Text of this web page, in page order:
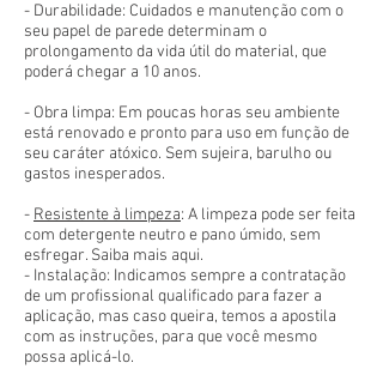
- Durabilidade: Cuidados e manutenção com o
seu papel de parede determinam o
prolongamento da vida útil do material, que
poderá chegar a 10 anos.
- Obra limpa: Em poucas horas seu ambiente
está renovado e pronto para uso em função de
seu caráter atóxico. Sem sujeira, barulho ou
gastos inesperados.
- Resistente à limpeza: A limpeza pode ser feita
com detergente neutro e pano úmido, sem
esfregar. Saiba mais aqui.
- Instalação: Indicamos sempre a contratação
de um profissional qualificado para fazer a
aplicação, mas caso queira, temos a apostila
com as instruções, para que você mesmo
possa aplicá-lo.